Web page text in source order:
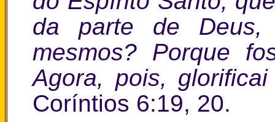
da parte de
mesmos? Porque
Agora, pois,
Coríntios 6:19, 20.